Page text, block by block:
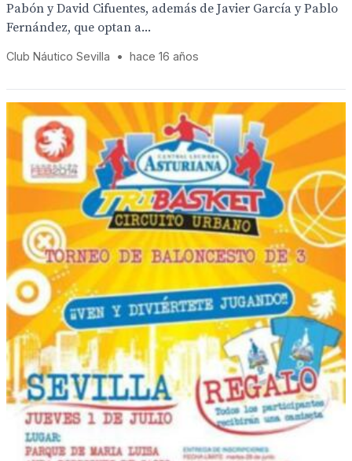
Pabón y David Cifuentes, además de Javier García y Pablo
Fernández, que optan a...
Club Náutico Sevilla • hace 16 años